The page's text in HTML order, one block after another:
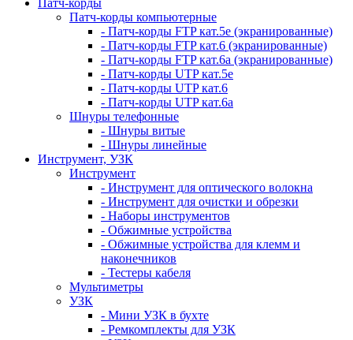
Патч-корды
Патч-корды компьютерные
- Патч-корды FTP кат.5е (экранированные)
- Патч-корды FTP кат.6 (экранированные)
- Патч-корды FTP кат.6а (экранированные)
- Патч-корды UTP кат.5е
- Патч-корды UTP кат.6
- Патч-корды UTP кат.6а
Шнуры телефонные
- Шнуры витые
- Шнуры линейные
Инструмент, УЗК
Инструмент
- Инструмент для оптического волокна
- Инструмент для очистки и обрезки
- Наборы инструментов
- Обжимные устройства
- Обжимные устройства для клемм и
наконечников
- Тестеры кабеля
Мультиметры
УЗК
- Мини УЗК в бухте
- Ремкомплекты для УЗК